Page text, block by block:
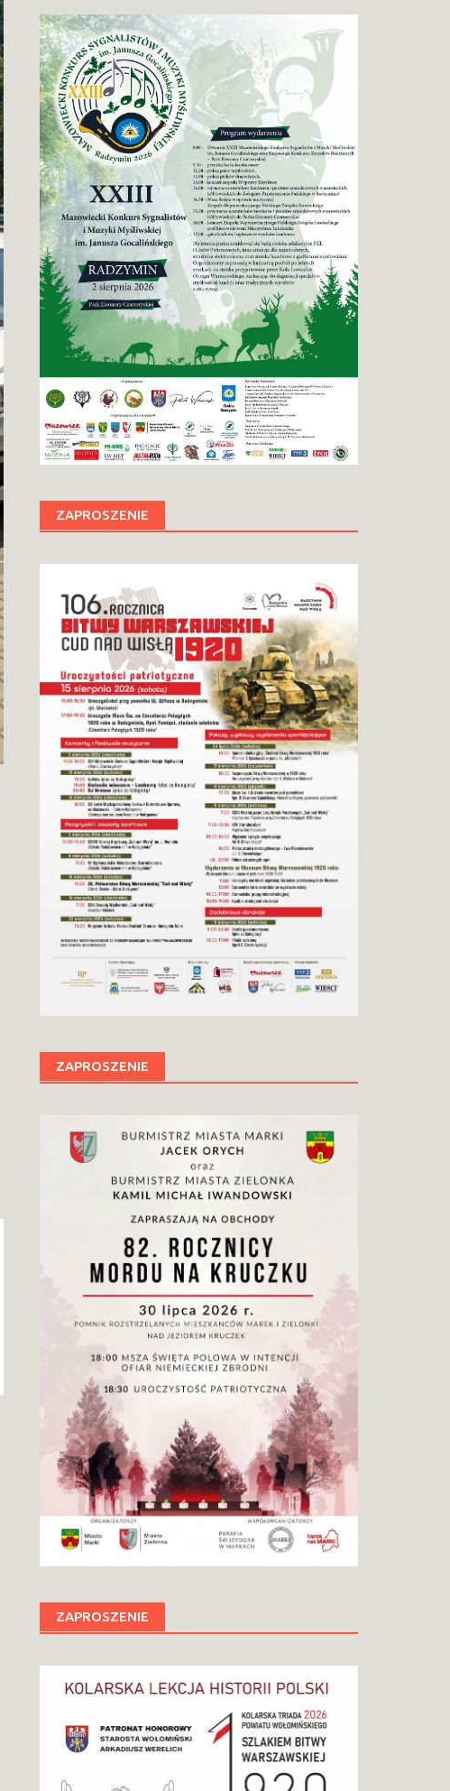
ZAPROSZENIE
ZAPROSZENIE
ZAPROSZENIE